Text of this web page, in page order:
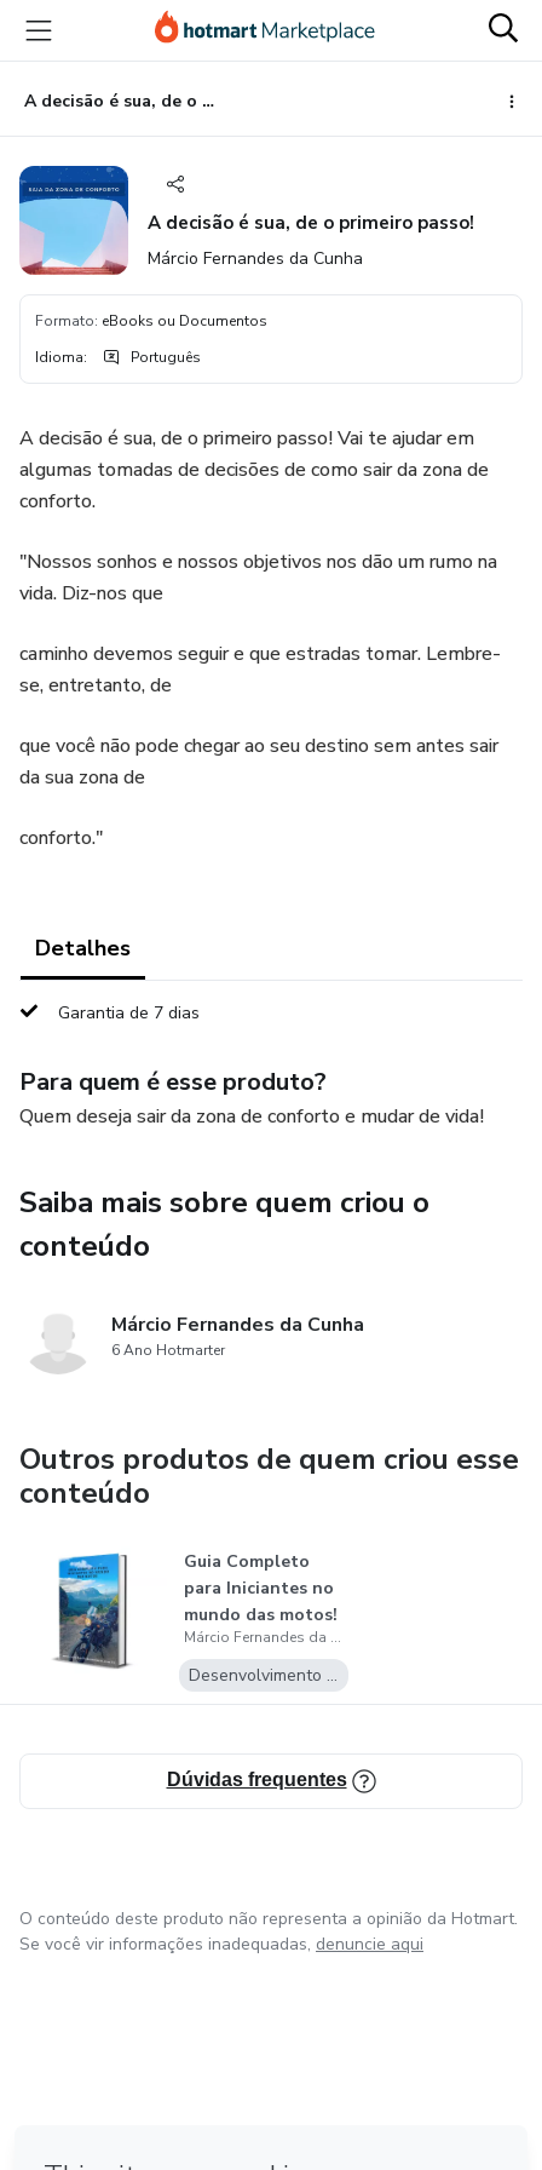
para
conteúdo
principal
para
pagamento
para
rodapé
A decisão é sua, de o primeiro passo!
A decisão é sua, de o primeiro passo!
Márcio Fernandes da Cunha
Formato: eBooks ou Documentos
Idioma: Português
A decisão é sua, de o primeiro passo! Vai te ajudar em
algumas tomadas de decisões de como sair da zona de
conforto.
"Nossos sonhos e nossos objetivos nos dão um rumo na
vida. Diz-nos que
caminho devemos seguir e que estradas tomar. Lembre-
se, entretanto, de
que você não pode chegar ao seu destino sem antes sair
da sua zona de
conforto."
Detalhes
Garantia de 7 dias
Para quem é esse produto?
Quem deseja sair da zona de conforto e mudar de vida!
Saiba mais sobre quem criou o
conteúdo
Márcio Fernandes da Cunha
6 Ano Hotmarter
Outros produtos de quem criou esse
conteúdo
Guia Completo
para Iniciantes no
mundo das motos!
Márcio Fernandes da Cunha
Desenvolvimento Pessoal
Dúvidas frequentes
O conteúdo deste produto não representa a opinião da Hotmart.
Se você vir informações inadequadas, denuncie aqui